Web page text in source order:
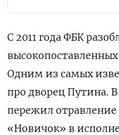
С 2011 года ФБК
Одним из самых
про дворец Путина.
пережил
«Новичок» в